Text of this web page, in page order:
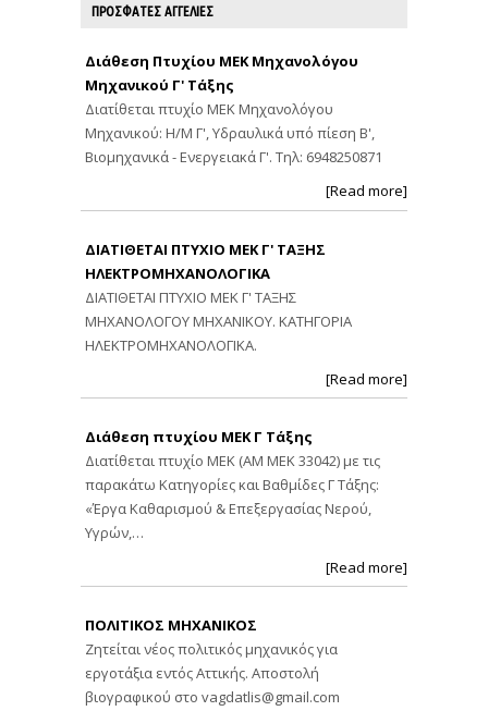
ΠΡΟΣΦΑΤΕΣ ΑΓΓΕΛΙΕΣ
Διάθεση Πτυχίου ΜΕΚ Μηχανολόγου
Μηχανικού Γ' Τάξης
Διατίθεται πτυχίο ΜΕΚ Μηχανολόγου
Μηχανικού: Η/Μ Γ', Υδραυλικά υπό πίεση Β',
Βιομηχανικά - Ενεργειακά Γ'. Τηλ: 6948250871
[Read more]
ΔΙΑΤΙΘΕΤΑΙ ΠΤΥΧΙΟ ΜΕΚ Γ' ΤΑΞΗΣ
ΗΛΕΚΤΡΟΜΗΧΑΝΟΛΟΓΙΚΑ
ΔΙΑΤΙΘΕΤΑΙ ΠΤΥΧΙΟ ΜΕΚ Γ' ΤΑΞΗΣ
ΜΗΧΑΝΟΛΟΓΟΥ ΜΗΧΑΝΙΚΟΥ. ΚΑΤΗΓΟΡΙΑ
ΗΛΕΚΤΡΟΜΗΧΑΝΟΛΟΓΙΚΑ.
[Read more]
Διάθεση πτυχίου ΜΕΚ Γ Τάξης
Διατίθεται πτυχίο ΜΕΚ (ΑΜ ΜΕΚ 33042) με τις
παρακάτω Κατηγορίες και Βαθμίδες Γ Τάξης:
«Έργα Καθαρισμού & Επεξεργασίας Νερού,
Υγρών,…
[Read more]
ΠΟΛΙΤΙΚΟΣ ΜΗΧΑΝΙΚΟΣ
Ζητείται νέος πολιτικός μηχανικός για
εργοτάξια εντός Αττικής. Αποστολή
βιογραφικού στο vagdatlis@gmail.com